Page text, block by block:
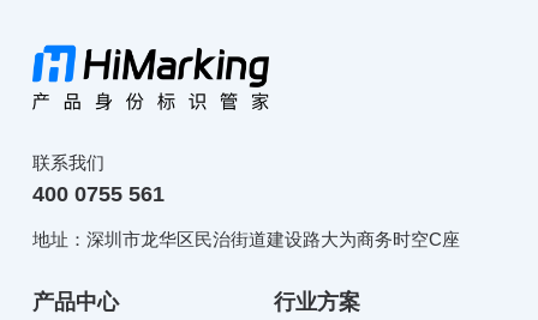
联系我们
400 0755 561
地址：深圳市龙华区民治街道建设路大为商务时空C座
产品中心 行业方案